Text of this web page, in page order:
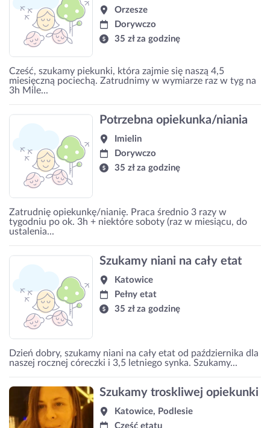
Orzesze
Dorywczo
35 zł za godzinę
Cześć, szukamy piekunki, która zajmie się naszą 4,5
miesięczną pociechą. Zatrudnimy w wymiarze raz w tyg na
3h Mile...
Potrzebna opiekunka/niania
Imielin
Dorywczo
35 zł za godzinę
Zatrudnię opiekunkę/nianię. Praca średnio 3 razy w
tygodniu po ok. 3h + niektóre soboty (raz w miesiącu, do
ustalenia...
Szukamy niani na cały etat
Katowice
Pełny etat
35 zł za godzinę
Dzień dobry, szukamy niani na cały etat od października dla
naszej rocznej córeczki i 3,5 letniego synka. Szukamy...
Szukamy troskliwej opiekunki
Katowice, Podlesie
Część etatu